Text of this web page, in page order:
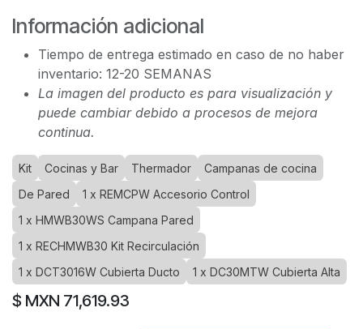
Información adicional
Tiempo de entrega estimado en caso de no haber
inventario: 12-20 SEMANAS
La imagen del producto es para visualización y
puede cambiar debido a procesos de mejora
continua.
Kit Cocinas y Bar Thermador
Campanas de cocina
De Pared
1 x REMCPW Accesorio Control
1 x HMWB30WS Campana Pared
1 x RECHMWB30 Kit Recirculación
1 x DCT3016W Cubierta Ducto
1 x DC30MTW Cubierta Alta
$ MXN 71,619.93